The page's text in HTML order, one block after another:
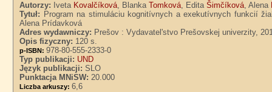
Autorzy: Iveta Kovalčíková, BlankaTomková, EditaŠimčíková, Alena
Tytuł: Program na stimuláciu kognitívnych a exekutívnych funkcií
Alena Prídavková
Adres wydawniczy: Prešov : Vydavatel'stvo Prešovskej univerzity,
Opis fizyczny: 120 s.
p-ISBN:978-80-555-2333-0
Typ publikacji: UND
Język publikacji:SLO
Punktacja MNiSW:20.000
Liczba arkuszy:6,6